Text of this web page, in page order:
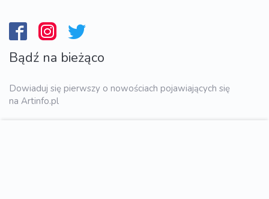
Bądź na bieżąco
Dowiaduj się pierwszy o nowościach pojawiających się
na Artinfo.pl